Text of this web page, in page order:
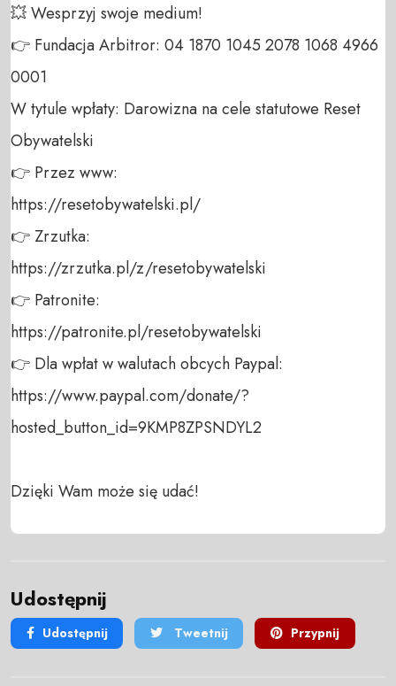
💥 Wesprzyj swoje medium!
👉 Fundacja Arbitror: 04 1870 1045 2078 1068 4966
0001
W tytule wpłaty: Darowizna na cele statutowe Reset
Obywatelski
👉 Przez www:
https://resetobywatelski.pl/
👉 Zrzutka:
https://zrzutka.pl/z/resetobywatelski
👉 Patronite:
https://patronite.pl/resetobywatelski
👉 Dla wpłat w walutach obcych Paypal:
https://www.paypal.com/donate/?
hosted_button_id=9KMP8ZPSNDYL2
Dzięki Wam może się udać!
Udostępnij
Udostępnij Tweetnij Przypnij